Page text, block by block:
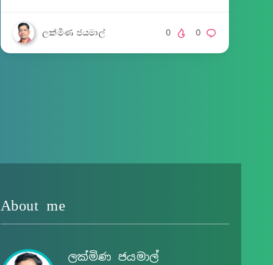
ලක්මිණ ජයමාල් 0
0
About me
ලක්මිණ ජයමාල්